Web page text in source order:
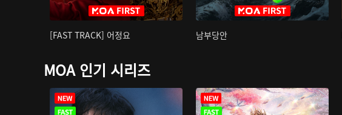
[FAST TRACK] 어정요 남부당안
MOA 인기 시리즈